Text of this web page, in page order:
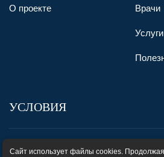
О проекте Врачи
Услуги
УСЛОВИЯ
Пользовательское соглашение
Сайт использует файлы cookies.